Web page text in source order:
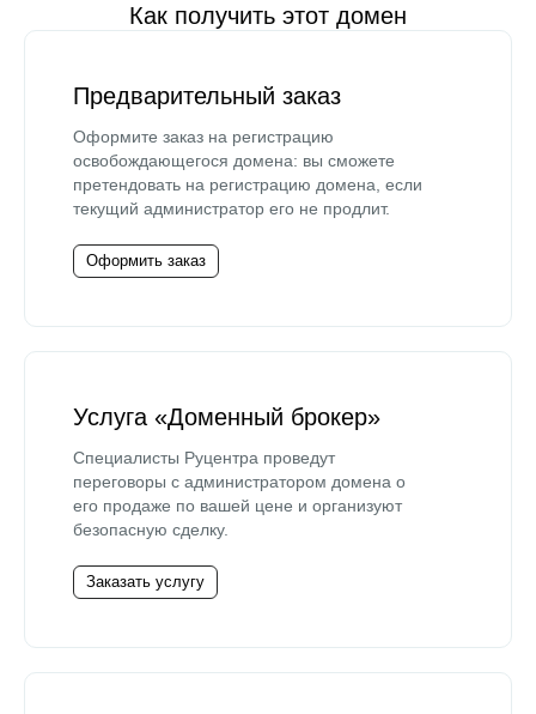
Как получить этот домен
Предварительный заказ
Оформите заказ на регистрацию
освобождающегося домена: вы сможете
претендовать на регистрацию домена, если
текущий администратор его не продлит.
Оформить заказ
Услуга «Доменный брокер»
Специалисты Руцентра проведут
переговоры с администратором домена о
его продаже по вашей цене и организуют
безопасную сделку.
Заказать услугу